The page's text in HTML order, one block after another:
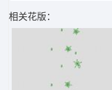
相关花版：